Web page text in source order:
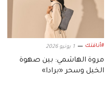
#أناقتك 1 يونيو 2026
مروة الهاشمي: بين صهوة
الخيل وسحر «برادا»